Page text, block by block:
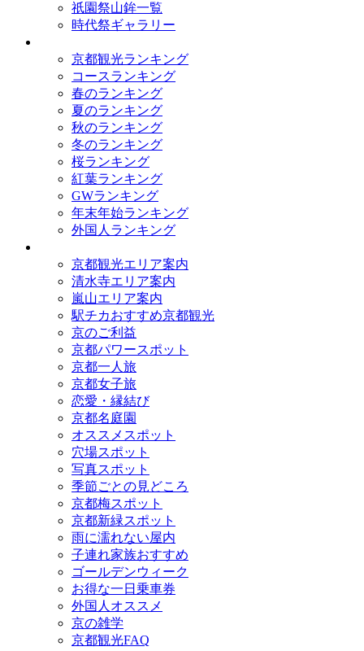
祇園祭山鉾一覧
時代祭ギャラリー
京都観光ランキング
コースランキング
春のランキング
夏のランキング
秋のランキング
冬のランキング
桜ランキング
紅葉ランキング
GWランキング
年末年始ランキング
外国人ランキング
京都観光エリア案内
清水寺エリア案内
嵐山エリア案内
駅チカおすすめ京都観光
京のご利益
京都パワースポット
京都一人旅
京都女子旅
恋愛・縁結び
京都名庭園
オススメスポット
穴場スポット
写真スポット
季節ごとの見どころ
京都梅スポット
京都新緑スポット
雨に濡れない屋内
子連れ家族おすすめ
ゴールデンウィーク
お得な一日乗車券
外国人オススメ
京の雑学
京都観光FAQ